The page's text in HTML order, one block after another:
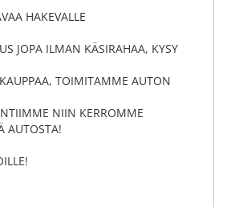
HAKEVALLE
JOPA ILMAN KÄSIRAHAA, KYSY
TOIMITAMME AUTON
NIIN KERROMME
AUTOSTA!